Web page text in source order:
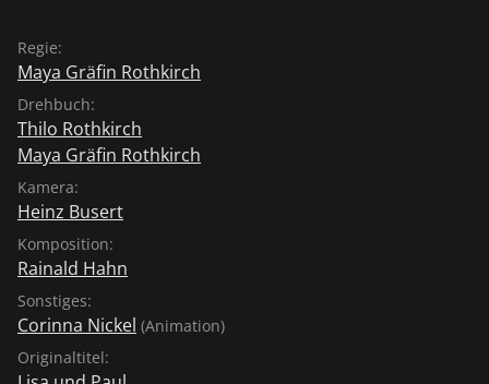
Regie:
Maya Gräfin Rothkirch
Drehbuch:
Thilo Rothkirch
Maya Gräfin Rothkirch
Kamera:
Heinz Busert
Komposition:
Rainald Hahn
Sonstiges:
Corinna Nickel (Animation)
Originaltitel: